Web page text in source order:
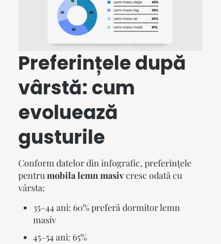
Preferințele după
vârstă: cum
evoluează
gusturile
Conform datelor din infografic, preferințele
pentrumobila lemn masivcresc odată cu
vârsta:
35–44 ani: 60% preferădormitor lemn
masiv
45–54 ani: 65%